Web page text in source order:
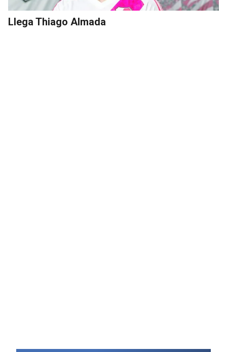
Llega Thiago Almada